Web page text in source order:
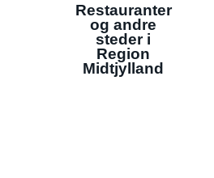
Restauranter
og andre
steder i
Region
Midtjylland